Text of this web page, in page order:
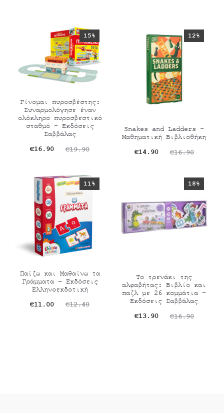
15%
Γίνομαι πυροσβέστης:
Συναρμολόγησε έναν
ολόκληρο πυροσβεστικό
σταθμό – Εκδόσεις
Σαββάλας
€19.90
Original
was:
€19.90.
€16.90
Η
12%
Snakes and Ladders –
Μαθηματική Βιβλιοθήκη
€16.90
Original
€14.90
Η
€14.90.
11%
Παίζω και Μαθαίνω τα
Γράμματα – Εκδόσεις
Ελληνοεκδοτική
€12.40
Original
€11.00
Η
18%
Το τρενάκι της
αλφαβήτας: Βιβλίο και
παζλ με 26 κομμάτια –
Εκδόσεις Σαββάλας
€16.90
Original
€13.90
Η